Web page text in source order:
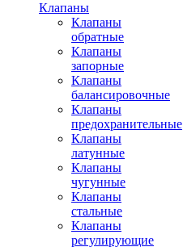
Клапаны
Клапаны
обратные
Клапаны
запорные
Клапаны
балансировочные
Клапаны
предохранительные
Клапаны
латунные
Клапаны
чугунные
Клапаны
стальные
Клапаны
регулирующие